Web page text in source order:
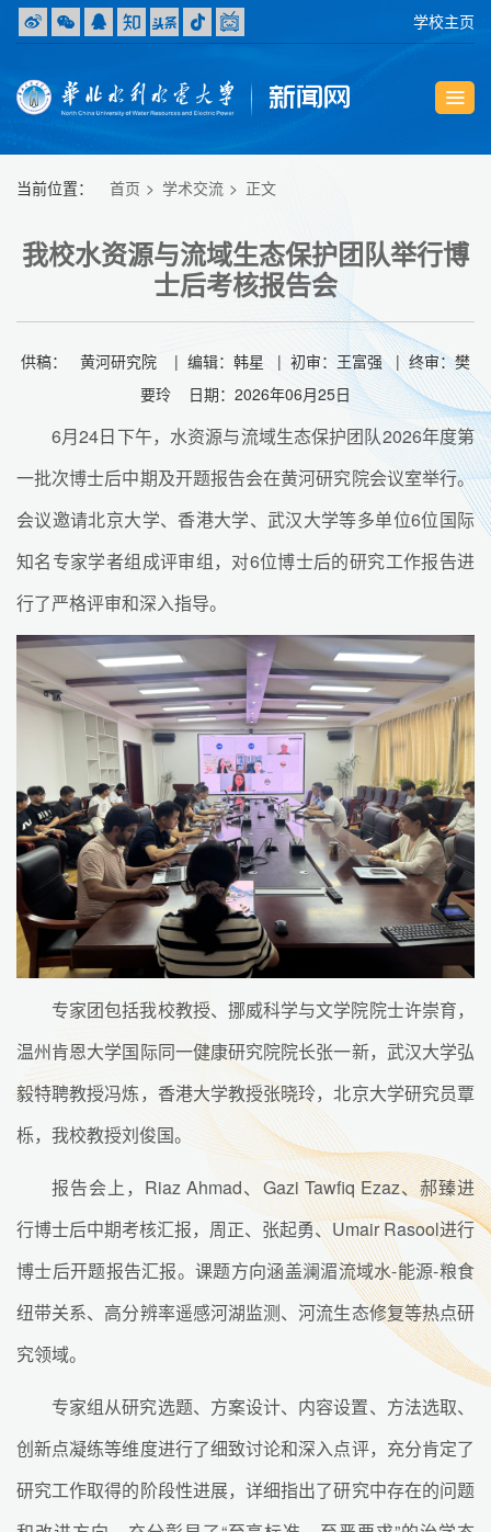
学校主页
当前位置： 首页 学术交流 正文
我校水资源与流域生态保护团队举行博
士后考核报告会
供稿： 黄河研究院 | 编辑：韩星 | 初审：王富强 | 终审：樊
要玲 日期：2026年06月25日
6月24日下午，水资源与流域生态保护团队2026年度第
一批次博士后中期及开题报告会在黄河研究院会议室举行。
会议邀请北京大学、香港大学、武汉大学等多单位6位国际
知名专家学者组成评审组，对6位博士后的研究工作报告进
行了严格评审和深入指导。
专家团包括我校教授、挪威科学与文学院院士许崇育，
温州肯恩大学国际同一健康研究院院长张一新，武汉大学弘
毅特聘教授冯炼，香港大学教授张晓玲，北京大学研究员覃
栎，我校教授刘俊国。
报告会上，Riaz Ahmad、Gazi Tawfiq Ezaz、郝臻进
行博士后中期考核汇报，周正、张起勇、Umair Rasool进行
博士后开题报告汇报。课题方向涵盖澜湄流域水-能源-粮食
纽带关系、高分辨率遥感河湖监测、河流生态修复等热点研
究领域。
专家组从研究选题、方案设计、内容设置、方法选取、
创新点凝练等维度进行了细致讨论和深入点评，充分肯定了
研究工作取得的阶段性进展，详细指出了研究中存在的问题